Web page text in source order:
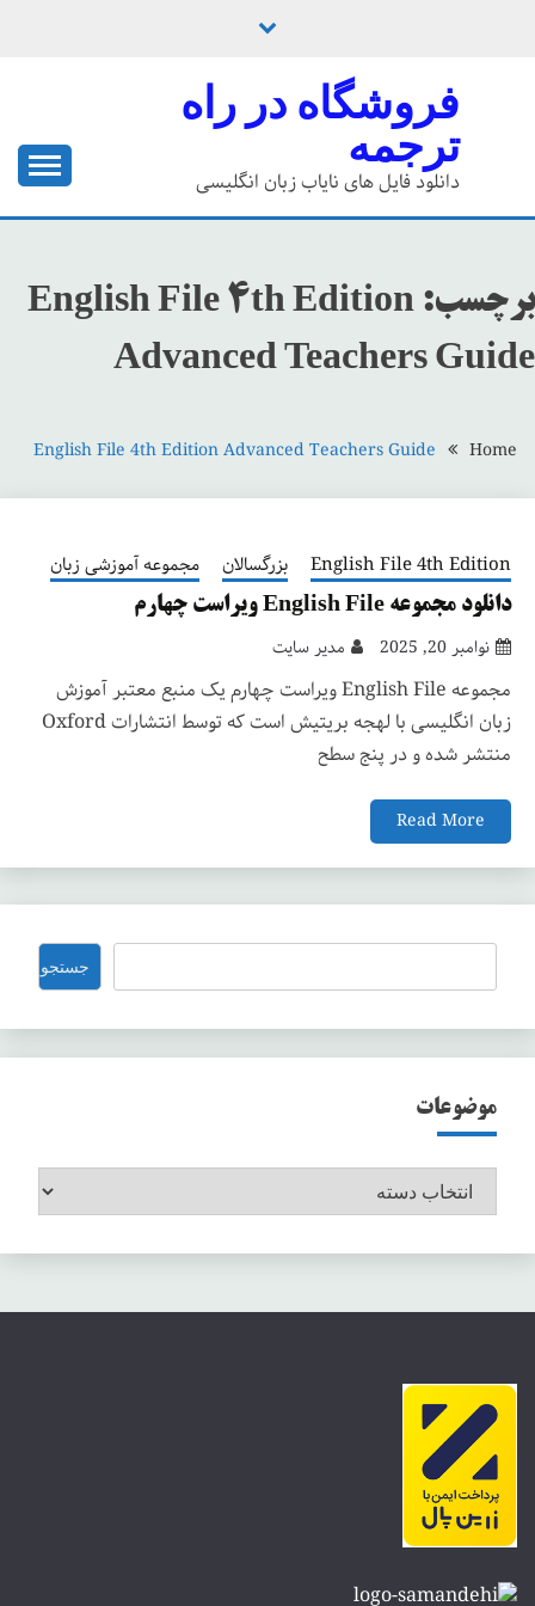
فروشگاه در راه
ترجمه
دانلود فایل های نایاب زبان انگلیسی
برچسب: English File 4th Edition
Advanced Teachers Guide
Home
English File 4th Edition Advanced Teachers Guide
English File 4th Edition بزرگسالان مجموعه آموزشی زبان
دانلود مجموعه English File ویراست چهارم
نوامبر 20, 2025 مدیر سایت
مجموعه English File ویراست چهارم یک منبع معتبر آموزش
زبان انگلیسی با لهجه بریتیش است که توسط انتشارات Oxford
منتشر شده و در پنج سطح
Read More
جستجو جستجو
موضوعات
موضوعات